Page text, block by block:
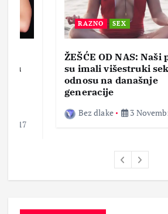
u
2017
RAZNO SEX
ŽEŠĆE OD NAS: Naši
su imali višestruki
odnosu na današnje
generacije
Bez dlake 3